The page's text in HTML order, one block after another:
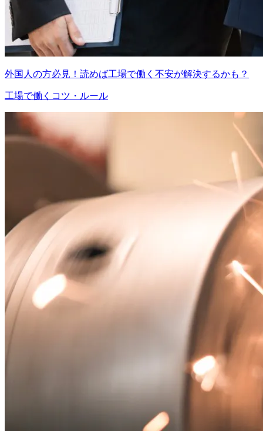
外国人の方必見！読めば工場で働く不安が解決するかも？
工場で働くコツ・ルール